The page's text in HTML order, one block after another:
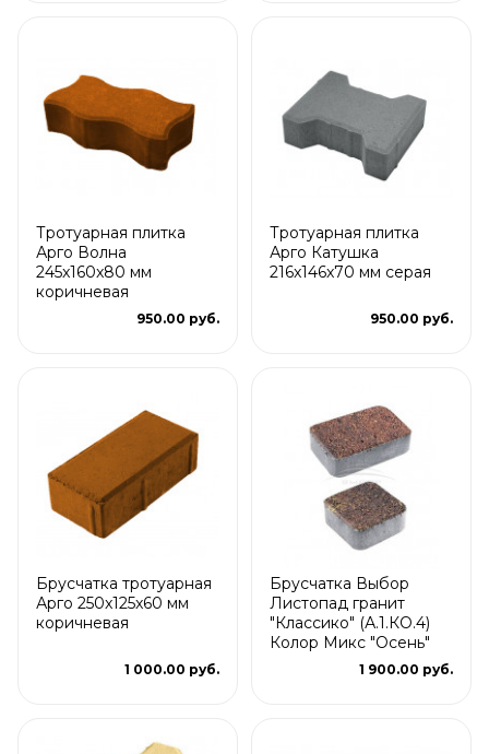
Тротуарная плитка
Арго Волна
245x160x80 мм
коричневая
950.00 руб.
Тротуарная плитка
Арго Катушка
216x146x70 мм серая
950.00 руб.
Брусчатка тротуарная
Арго 250x125x60 мм
коричневая
1 000.00 руб.
Брусчатка Выбор
Листопад гранит
"Классико" (А.1.КО.4)
Колор Микс "Осень"
1 900.00 руб.